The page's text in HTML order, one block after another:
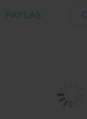
PAYLAŞ